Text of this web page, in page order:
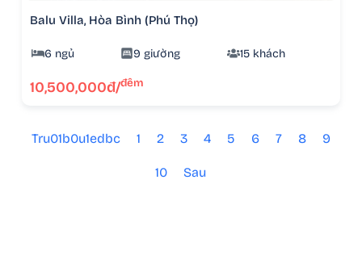
Balu Villa, Hòa Bình (Phú Thọ)
6 ngủ 9 giường 15 khách
10,500,000đ/đêm
Tru01b0u1edbc 1 2 3 4 5 6 7 8 9
10 Sau